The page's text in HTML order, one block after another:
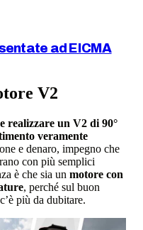
ad EICMA
V2
realizzare un V2 di 90°
veramente
e denaro, impegno che
con più semplici
è che sia un motore con
, perché sul buon
più da dubitare.